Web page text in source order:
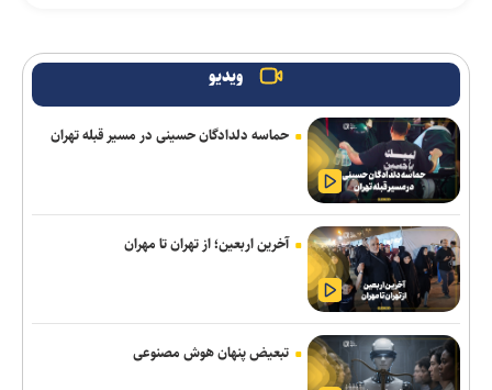
بازگشت خلیفه و گودرزی به تمرینات آلومینیوم
ادامه خریدهای خطیبی از تیم سابق/ نصیری به فجرسپاسی پیوست
آغاز اردوی تیم ملی بوکس برای ناگویا با حضور ۱۰ ملی‌پوش
تداوم تجمعات مردمی در میادین اصلی شهر تا اعلام نظر رهبری
اولیانوف: خروج از مناقشه آمریکا-ایران، تنها از مسیر دیپلماسی ممکن
است
فیدان: احتمالاً مصر به توافق مکه می‌پیوندد
سردار فلاح‌زاده: اقتدار دفاعی ایران نتیجه مدیریت ولایت فقیه است/
ویدیو
حماسه دلدادگان حسینی در مسیر قبله تهران
آخرین اربعین؛ از تهران تا مهران
تبعیض پنهان هوش مصنوعی